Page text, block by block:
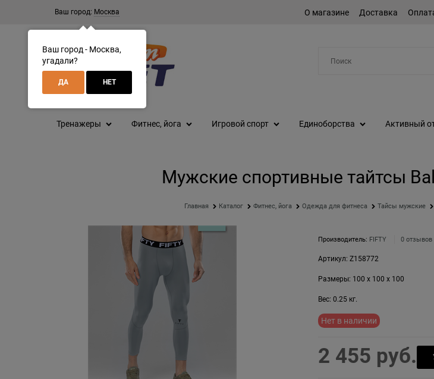
Ваш город: Москва О магазине Доставка
Тренажеры Фитнес, йога Игровой спорт Единоборства Активный
Мужские спортивные тайтсы
Главная Каталог Фитнес, йога Одежда для фитнеса Тайсы мужские
Производитель: FIFTY 0 отзывов
Артикул: Z158772
Размеры: 100 x 100 x 100
Вес: 0.25кг.
Нет в наличии
2 455 руб.
Ваш город - Москва,
угадали?
ДА НЕТ